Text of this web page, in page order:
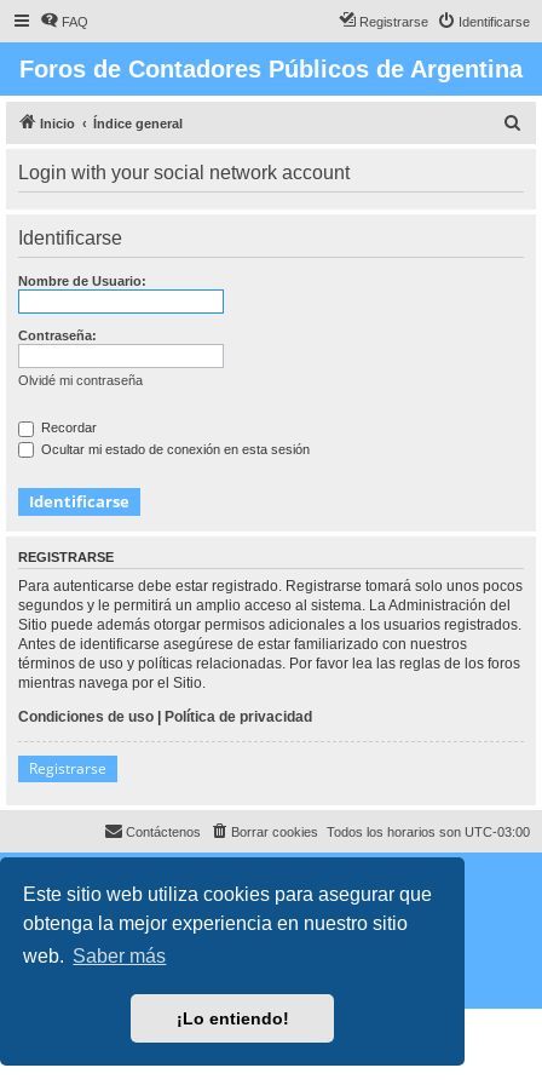
Este sitio web utiliza cookies para asegurar que
obtenga la mejor experiencia en nuestro sitio
web. Saber más
¡Lo entiendo!
FAQ Identificarse
Registrarse
Foros de Contadores Públicos de Argentina
Inicio Índice general
Login with your social network account
Identificarse
Nombre de Usuario:
Contraseña:
Olvidé mi contraseña
Recordar
Ocultar mi estado de conexión en esta sesión
REGISTRARSE
Para autenticarse debe estar registrado. Registrarse tomará solo unos pocos
segundos y le permitirá un amplio acceso al sistema. La Administración del
Sitio puede además otorgar permisos adicionales a los usuarios registrados.
Antes de identificarse asegúrese de estar familiarizado con nuestros
términos de uso y políticas relacionadas. Por favor lea las reglas de los foros
mientras navega por el Sitio.
Condiciones de uso | Política de privacidad
Registrarse
Todos los horarios son UTC-03:00
Borrar cookies
Contáctenos
Traducción al español porphpBB España
Abogados Argentinos
Privacidad|Condiciones